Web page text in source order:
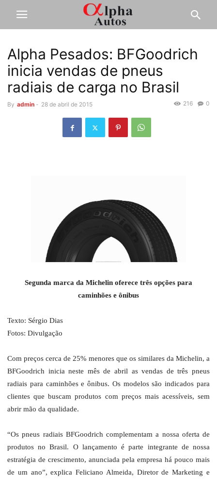
Alpha Pesados: BFGoodrich
inicia vendas de pneus
radiais de carga no Brasil
By admin - 28 de abril de 2015 0
216
Segunda marca da Michelin oferece três opções para
caminhões e ônibus
Texto: Sérgio Dias
Fotos: Divulgação
Com preços cerca de 25% menores que os similares da Michelin, a
BFGoodrich inicia neste mês de abril as vendas de três pneus
radiais para caminhões e ônibus. Os modelos são indicados para
clientes que buscam produtos com preços mais acessíveis, sem
abrir mão da qualidade.
“Os pneus radiais BFGoodrich complementam a nossa oferta de
produtos no Brasil. O lançamento é parte integrante de nossa
estratégia de crescimento, anunciada pela empresa há pouco mais
de um ano”, explica Feliciano Almeida, Diretor de Marketing e